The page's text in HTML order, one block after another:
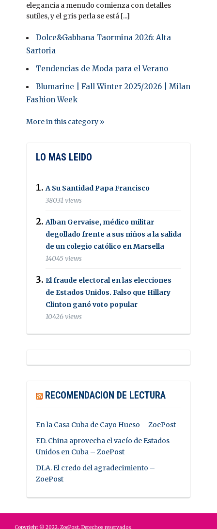
elegancia a menudo comienza con detalles
sutiles, y el gris perla se está [...]
Dolce&Gabbana Taormina 2026: Alta
Sartoria
Tendencias de Moda para el Verano
Blumarine | Fall Winter 2025/2026 | Milan
Fashion Week
More in this category »
LO MAS LEIDO
A Su Santidad Papa Francisco
38031 views
Alban Gervaise, médico militar
degollado frente a sus niños a la salida
de un colegio católico en Marsella
14045 views
El fraude electoral en las elecciones
de Estados Unidos. Falso que Hillary
Clinton ganó voto popular
10426 views
RECOMENDACION DE LECTURA
En la Casa Cuba de Cayo Hueso – ZoePost
ED. China aprovecha el vacío de Estados
Unidos en Cuba – ZoePost
DLA. El credo del agradecimiento –
ZoePost
Copyright © 2022. ZoePost. Derechos reservados.